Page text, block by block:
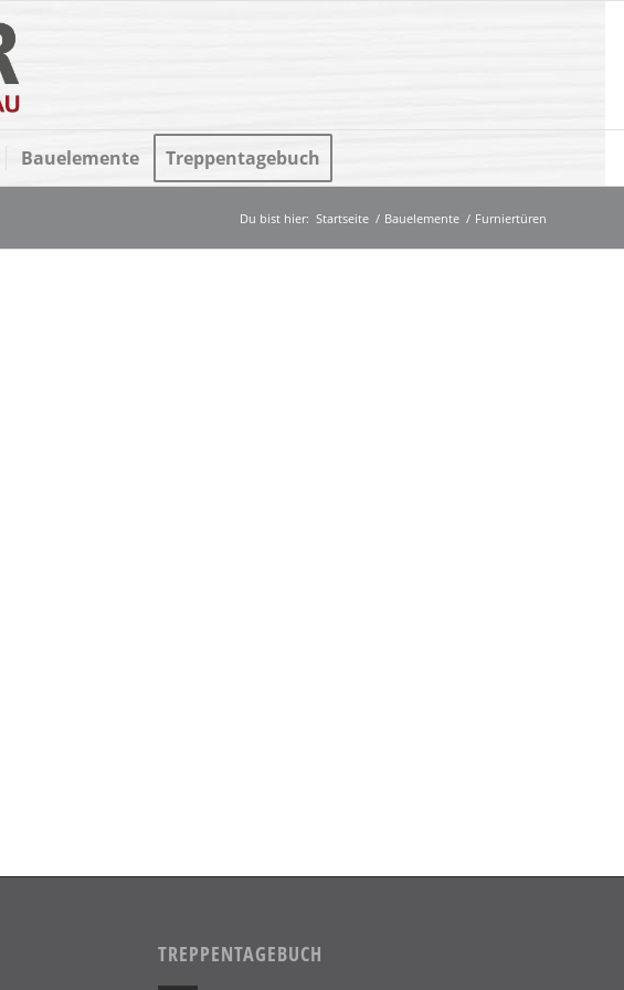
Bauelemente Treppentagebuch
Du bist hier: Startseite / Bauelemente / Furniertüren
TREPPENTAGEBUCH